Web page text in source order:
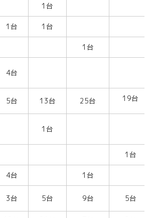
1台
1台 1台
1台
4台
5台 13台 25台 19台
1台
1台
4台 1台
3台 5台 9台 5台